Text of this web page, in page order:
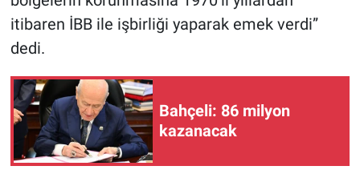
itibaren İBB ile işbirliği yaparak emek verdi”
dedi.
Bahçeli: 86 milyon
kazanacak
Ne demişti
Nedir
Popüler
Programlar